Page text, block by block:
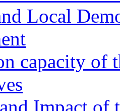
Local
capacity of
Impact of